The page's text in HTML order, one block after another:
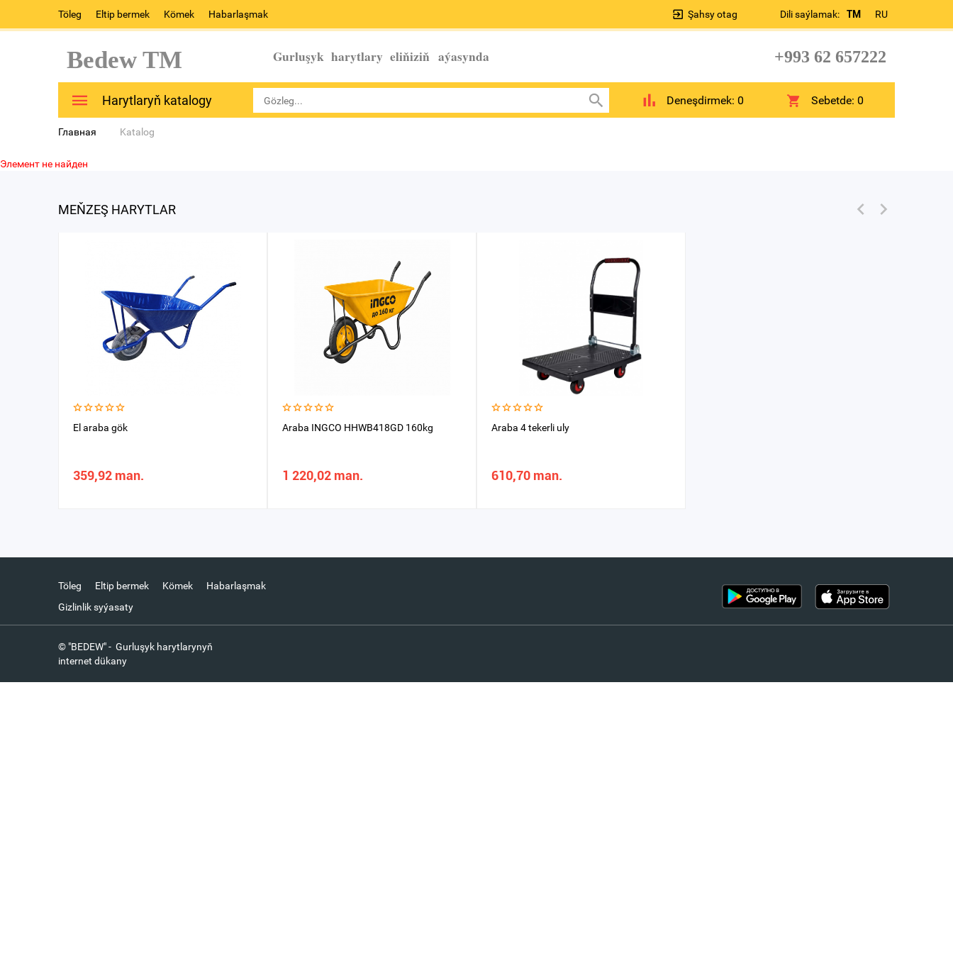
Töleg Eltip bermek Kömek Habarlaşmak Dili saýlamak: TM RU
Şahsy otag
Bedew TM Gurluşyk harytlary eliňiziň aýasynda +993 62 657222
Harytlaryň katalogy Deneşdirmek: 0 Sebetde:0
Главная Katalog
Элемент не найден
MEŇZEŞ HARYTLAR
El araba gök
359,92 man.
Araba INGCO HHWB418GD 160kg
1 220,02 man.
Araba 4 tekerli uly
610,70 man.
Töleg Eltip bermek Kömek
Habarlaşmak
Gizlinlik syýasaty
© "BEDEW" - Gurluşyk harytlarynyň
internet dükany